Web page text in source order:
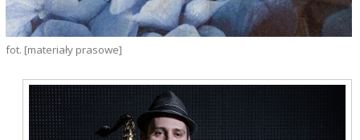
fot. [materiały prasowe]